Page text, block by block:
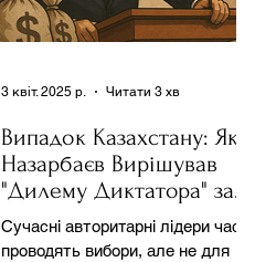
Випадок Казахстану: Як
Назарбаєв Вирішував
"Дилему Диктатора" за
Допомогою Ресурсів та
Партії
Сучасні авторитарні лідери часто
проводять вибори, але не для
3 квіт. 2025 р. Читати 3 хв